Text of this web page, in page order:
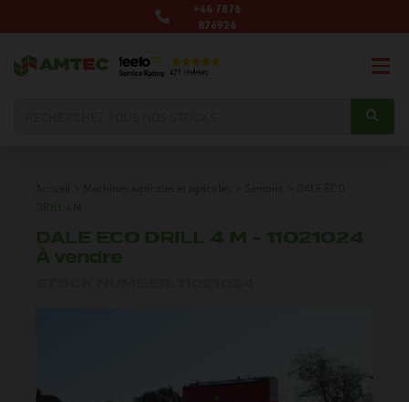
+44 7876
876926
DALE ECO
DRILL 4 M
DALE ECO DRILL 4 M - 11021024
À vendre